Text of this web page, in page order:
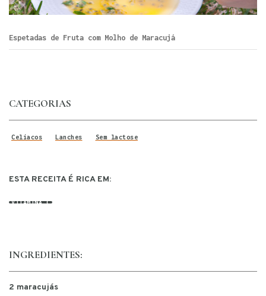
Espetadas de Fruta com Molho de Maracujá
CATEGORIAS
Celíacos Lanches Sem lactose
ESTA RECEITA É RICA EM:
VITAMINA C
INGREDIENTES:
2 maracujás